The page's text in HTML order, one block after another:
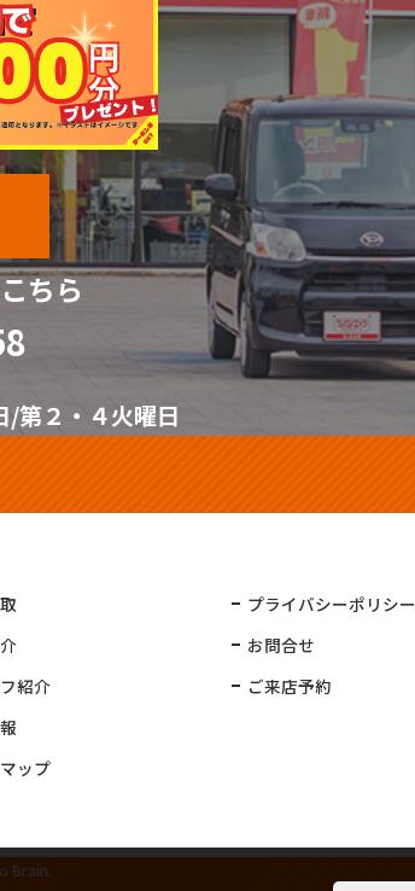
ちら
第２・４火曜日
紹介
ップ
プライバシーポリシー
お問合せ
ご来店予約
Brain.